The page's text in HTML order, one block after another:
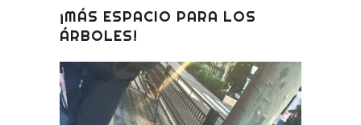
¡MÁS ESPACIO PARA LOS
ÁRBOLES!